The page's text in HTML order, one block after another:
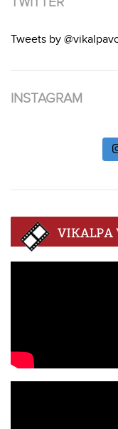
Tweets by
INSTAGRAM